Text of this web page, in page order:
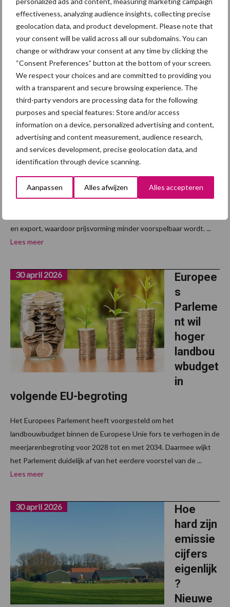
effectiveness, analyzing audience insights, collecting precise
geolocation data, and product development. Please note that
your consent will be valid across all our subdomains. You can
change or withdraw your consent at any time by clicking the
“Consent Preferences” button at the bottom of your screen.
We respect your choices and are committed to providing you
with a transparent and secure browsing experience. The
third-party vendors are processing data for the following
purposes and special features: Store and/or access
information on a device, personalized advertising and content,
advertising and content measurement, audience research,
and services development, precise geolocation data, and
identification through device scanning.
Aanpassen Alles afwijzen Alles accepteren
extra uren, maar vooral om een andere ... Lees meer
Geopolit
ieke
onrust
zet druk
op
varkens
markt:
hoe
stabiel is de prijs nog?
1 mei 2026
Geopolitieke ontwikkelingen zorgen voor toenemende
onzekerheid op de Europese varkensmarkt. Volgens Rabobank
en export, waardoor prijsvorming minder voorspelbaar wordt. ...
Lees meer
Europee
s
Parleme
nt wil
hoger
landbou
wbudget
in
volgende EU-begroting
30 april 2026
Het Europees Parlement heeft voorgesteld om het
landbouwbudget binnen de Europese Unie fors te verhogen in de
meerjarenbegroting voor 2028 tot en met 2034. Daarmee wijkt
het Parlement duidelijk af van het eerdere voorstel van de ...
Lees meer
Hoe
hard zijn
emissie
cijfers
eigenlijk
?
Nieuwe
30 april 2026